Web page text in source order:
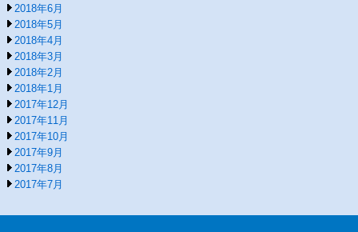
2018年6月
2018年5月
2018年4月
2018年3月
2018年2月
2018年1月
2017年12月
2017年11月
2017年10月
2017年9月
2017年8月
2017年7月